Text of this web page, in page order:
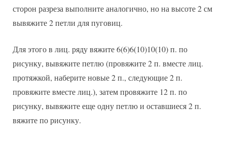
сторон разреза выполните аналогично, но на высоте 2 см
вывяжите 2 петли для пуговиц.
Для этого в лиц. ряду вяжите 6(6)6(10)10(10) п. по
рисунку, вывяжите петлю (провяжите 2 п. вместе лиц.
протяжкой, наберите новые 2 п., следующие 2 п.
провяжите вместе лиц.), затем провяжите 12 п. по
рисунку, вывяжите еще одну петлю и оставшиеся 2 п.
вяжите по рисунку.